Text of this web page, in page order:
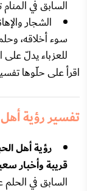
السابق في
الشجار
سوء أخلاقه،
للعزباء يدلّ على
اقرأ على حلّوها
تفسير رؤية
رؤية أهل
قريبة وأخبار
السابق في